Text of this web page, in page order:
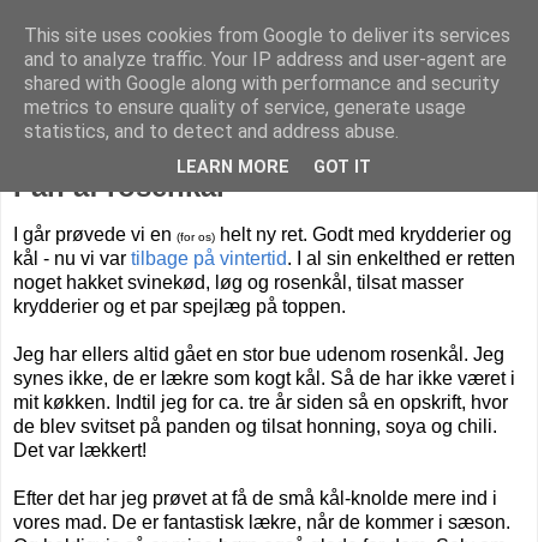
Livet på Vestegnen
Fan af rosenkål
I går prøvede vi en (for os) helt ny ret. Godt med krydderier og
kål - nu vi var tilbage på vintertid.
I al sin enkelthed er retten
noget hakket svinekød, løg og rosenkål, tilsat masser
krydderier og et par spejlæg på toppen.
Jeg har ellers altid gået en stor bue udenom rosenkål. Jeg
synes ikke, de er lækre som kogt kål. Så de har ikke været i
mit køkken. Indtil jeg for ca. tre år siden så en opskrift, hvor
de blev svitset på panden og tilsat honning, soya og chili.
Det var lækkert!
Efter det har jeg prøvet at få de små kål-knolde mere ind i
vores mad. De er fantastisk lækre, når de kommer i sæson.
This site uses cookies from Google to deliver its services
and to analyze traffic. Your IP address and user-agent are
shared with Google along with performance and security
metrics to ensure quality of service, generate usage
statistics, and to detect and address abuse.
LEARN MORE GOT IT